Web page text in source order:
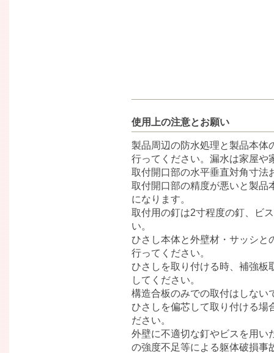
使用上の注意とお願い
製品周辺の防水処理と製品本体
行ってください。漏水は家屋や
取付開口部の水平垂直対角寸法
取付開口部の精度が悪いと製品
になります。
取付用の釘は2寸程度の釘、ビ
い。
ひさし本体と外壁材・サッシと
行ってください。
ひさしを取り付ける時、補強板
してください。
構造合板のみでの取付はしない
ひさしを偏芯して取り付ける場
ださい。
外壁に不適切な釘やビスを用い
の強度不足等による躯体破損事